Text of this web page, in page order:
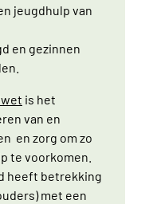
jeugdhulp van
en gezinnen
is het
van en
en zorg om zo
te voorkomen.
heeft betrekking
met een